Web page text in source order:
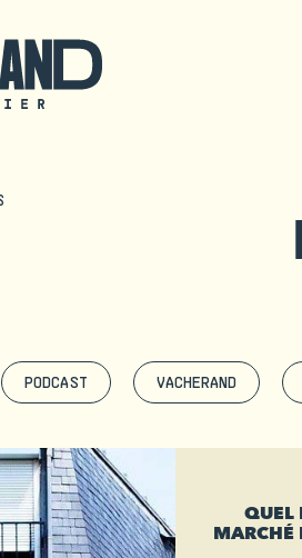
PODCAST VACHERAND
QUEL
MARCHÉ